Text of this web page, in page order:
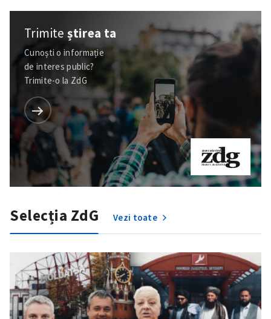
Trimiteștirea ta
Cunoști o informație
de interes public?
Trimite-o la ZdG
Selecția ZdG Vezi toate